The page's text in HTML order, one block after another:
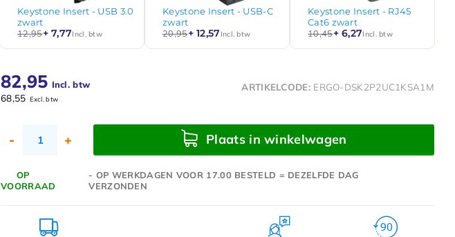
Keystone Insert - USB 3.0
zwart
12,95+ 7,77Incl. btw
Keystone Insert - USB-C
zwart
20,95+ 12,57 Incl. btw
Keystone Insert - RJ45
Cat6 zwart
10,45+ 6,27Incl. btw
82,95 Incl. btw
68,55 Excl. btw
ARTIKELCODE: ERGO-DSK2P2UC1KSA1M
- + Plaats in winkelwagen
OP
VOORRAAD
- OP WERKDAGEN VOOR 17.00 BESTELD = DEZELFDE DAG
VERZONDEN